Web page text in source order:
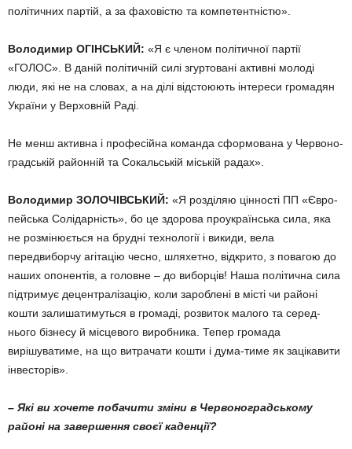
політичних партій, а за фаховістю та компетентністю».
Володимир ОГІНСЬКИЙ: «Я є членом політичної партії
«ГОЛОС». В даній політичній силі згуртовані активні молоді
люди, які не на сло­вах, а на ділі відстоюють інтереси громадян
України у Верховній Раді.
Не менш активна і професійна команда сформована у Червоно­
градській районній та Сокальській міській радах».
Володимир ЗОЛОЧІВСЬКИЙ: «Я розділяю цінності ПП «Євро­
пейська Солідарність», бо це здо­рова проукраїнська сила, яка
не розмінюється на брудні технології і викиди, вела
передвиборчу агіта­цію чесно, шляхетно, відкрито, з повагою до
наших опонентів, а го­ловне – до виборців! Наша полі­тична сила
підтримує децентралі­зацію, коли зароблені в місті чи районі
кошти залишатимуться в громаді, розвиток малого та серед­
нього бізнесу й місцевого вироб­ника. Тепер громада
вирішувати­ме, на що витрачати кошти і дума-тиме як зацікавити
інвесторів».
– Які ви хочете побачити зміни в Червоноградському
районі на завершення своєї каденції?